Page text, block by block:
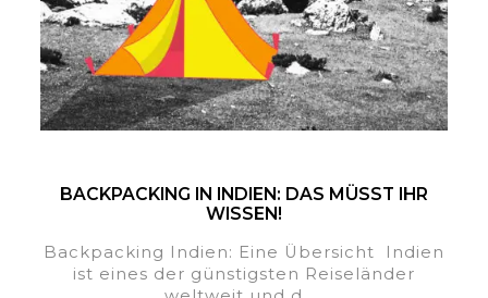
BACKPACKING IN INDIEN: DAS MÜSST IHR
WISSEN!
Backpacking Indien: Eine Übersicht Indien
ist eines der günstigsten Reiseländer